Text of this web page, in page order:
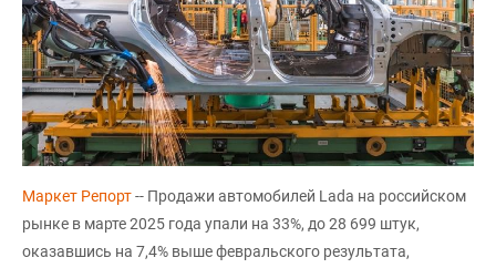
Маркет Репорт-- Продажи автомобилей Lada на российском
рынке в марте 2025 года упали на 33%, до 28 699 штук,
оказавшись на 7,4% выше февральского результата,